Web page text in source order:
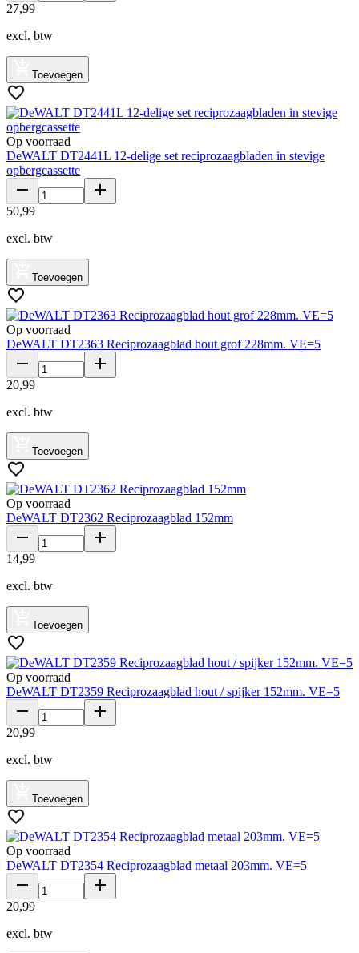
27,99
excl. btw
Toevoegen
Op voorraad
DeWALT DT2441L 12-delige set reciprozaagbladen in stevige
opbergcassette
50,99
excl. btw
Toevoegen
Op voorraad
DeWALT DT2363 Reciprozaagblad hout grof 228mm. VE=5
20,99
excl. btw
Toevoegen
Op voorraad
DeWALT DT2362 Reciprozaagblad 152mm
14,99
excl. btw
Toevoegen
Op voorraad
DeWALT DT2359 Reciprozaagblad hout / spijker 152mm. VE=5
20,99
excl. btw
Toevoegen
Op voorraad
DeWALT DT2354 Reciprozaagblad metaal 203mm. VE=5
20,99
excl. btw